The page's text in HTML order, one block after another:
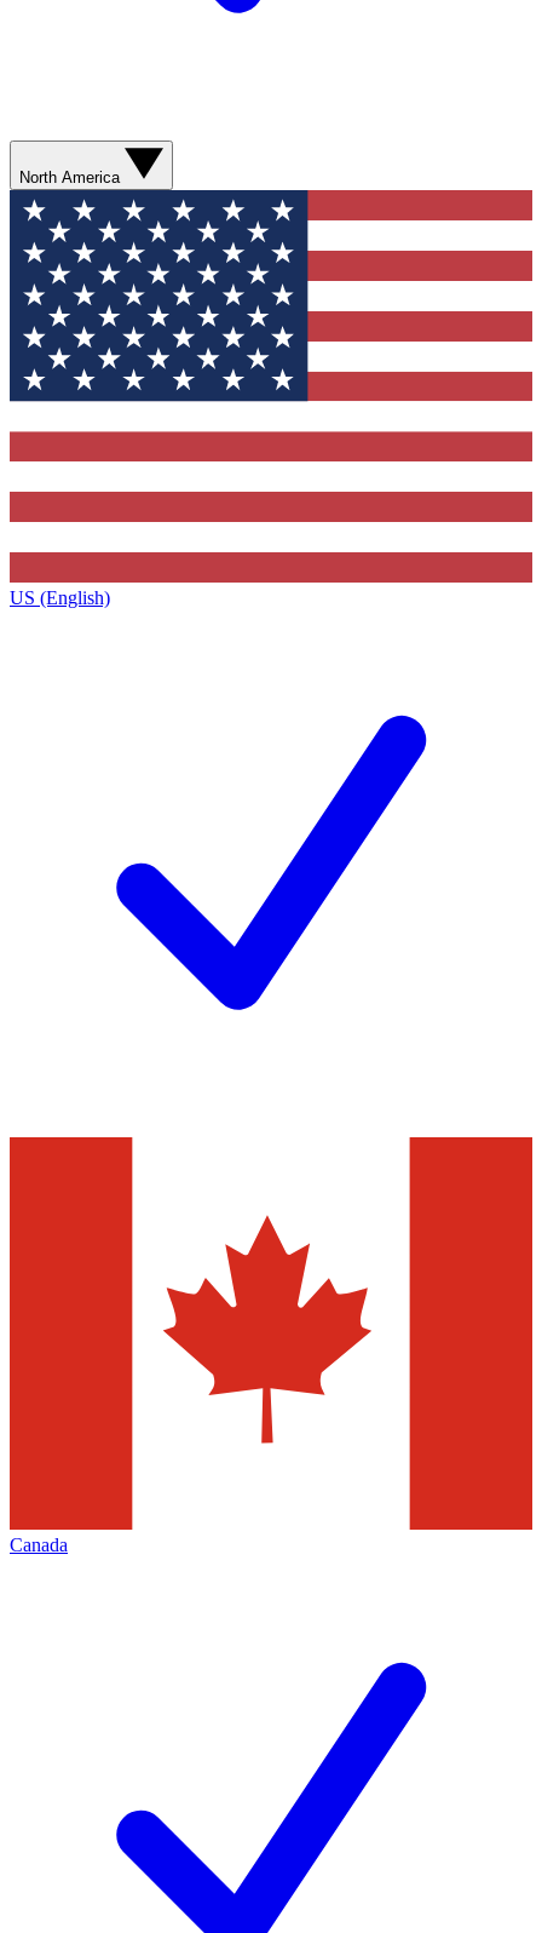
North America
US (English)
Canada